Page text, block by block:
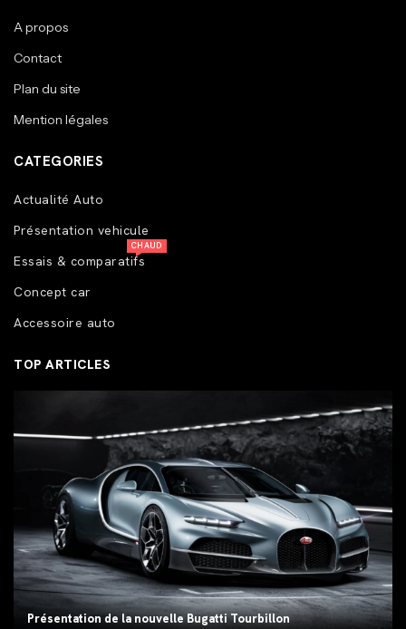
A propos
Contact
Plan du site
Mention légales
CATEGORIES
Actualité Auto
Présentation vehicule
Essais & comparatifs
CHAUD
Concept car
Accessoire auto
TOP ARTICLES
Présentation de la nouvelle Bugatti Tourbillon